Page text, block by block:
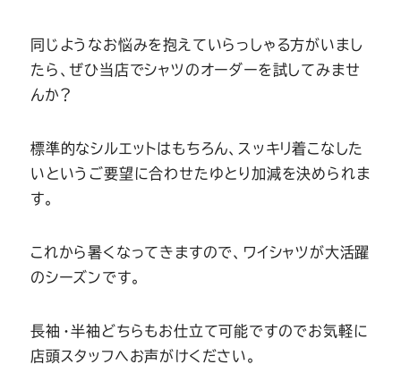
同じようなお悩みを抱えていらっしゃる方がいまし
たら、ぜひ当店でシャツのオーダーを試してみませ
んか？
標準的なシルエットはもちろん、スッキリ着こなした
いというご要望に合わせたゆとり加減を決められま
す。
これから暑くなってきますので、ワイシャツが大活躍
のシーズンです。
長袖・半袖どちらもお仕立て可能ですのでお気軽に
店頭スタッフへお声がけください。